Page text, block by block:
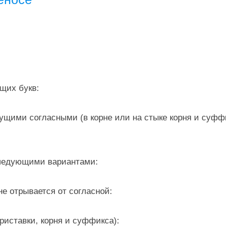
букв:
согласными (в корне или на стыке корня и
вариантами:
отрывается от согласной:
корня и суффикса):